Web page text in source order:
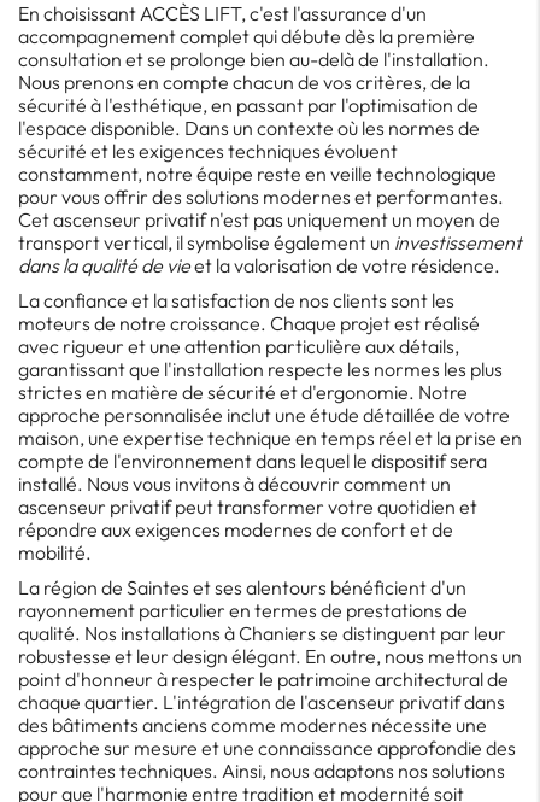
En choisissant ACCÈS LIFT, c'est l'assurance d'un
accompagnement complet qui débute dès la première
consultation et se prolonge bien au-delà de l'installation.
Nous prenons en compte chacun de vos critères, de la
sécurité à l'esthétique, en passant par l'optimisation de
l'espace disponible. Dans un contexte où les normes de
sécurité et les exigences techniques évoluent
constamment, notre équipe reste en veille technologique
pour vous offrir des solutions modernes et performantes.
Cet ascenseur privatif n'est pas uniquement un moyen de
transport vertical, il symbolise également un investissement
dans la qualité de vieet la valorisation de votre résidence.
La confiance et la satisfaction de nos clients sont les
moteurs de notre croissance. Chaque projet est réalisé
avec rigueur et une attention particulière aux détails,
garantissant que l'installation respecte les normes les plus
strictes en matière de sécurité et d'ergonomie. Notre
approche personnalisée inclut une étude détaillée de votre
maison, une expertise technique en temps réel et la prise en
compte de l'environnement dans lequel le dispositif sera
installé. Nous vous invitons à découvrir comment un
ascenseur privatif peut transformer votre quotidien et
répondre aux exigences modernes de confort et de
mobilité.
La région de Saintes et ses alentours bénéficient d'un
rayonnement particulier en termes de prestations de
qualité. Nos installations à Chaniers se distinguent par leur
robustesse et leur design élégant. En outre, nous mettons un
point d'honneur à respecter le patrimoine architectural de
chaque quartier. L'intégration de l'ascenseur privatif dans
des bâtiments anciens comme modernes nécessite une
approche sur mesure et une connaissance approfondie des
contraintes techniques. Ainsi, nous adaptons nos solutions
pour que l'harmonie entre tradition et modernité soit